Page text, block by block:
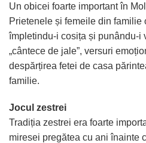
Un obicei foarte important în
Prietenele și femeile din familie
împletindu-i cosița și punându-i
„cântece de jale”, versuri
despărțirea fetei de casa
familie.
Jocul zestrei
Tradiția zestrei era foarte
miresei pregătea cu ani înainte